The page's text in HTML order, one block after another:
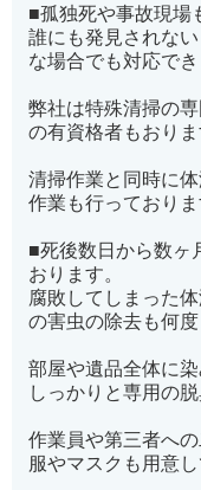
■孤独死や事故現場
誰にも発見されな
な場合でも対応でき
弊社は特殊清掃の
の有資格者もおりま
清掃作業と同時に
作業も行っておりま
■死後数日から数ヶ
おります。
腐敗してしまった
の害虫の除去も何度
部屋や遺品全体に
しっかりと専用の
作業員や第三者へ
服やマスクも用意し